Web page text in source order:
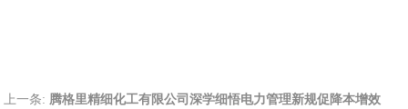
上一条: 腾格里精细化工有限公司深学细悟电力管理新规促降本增效